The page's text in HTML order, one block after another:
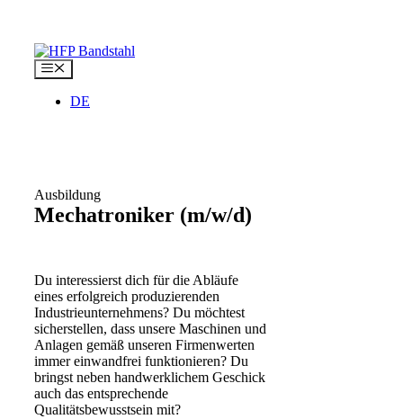
springen
Menü
DE
Ausbildung
Mechatroniker (m/w/d)
Du interessierst dich für die Abläufe
eines erfolgreich produzierenden
Industrieunternehmens? Du möchtest
sicherstellen, dass unsere Maschinen und
Anlagen gemäß unseren Firmenwerten
immer einwandfrei funktionieren? Du
bringst neben handwerklichem Geschick
auch das entsprechende
Qualitätsbewusstsein mit?